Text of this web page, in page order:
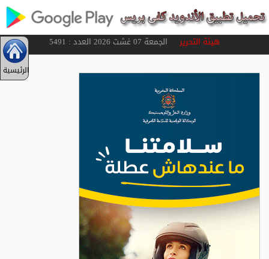
هيئة التحريرالجمعة 07 غشت 2026 العدد : 5491
الرئيسية